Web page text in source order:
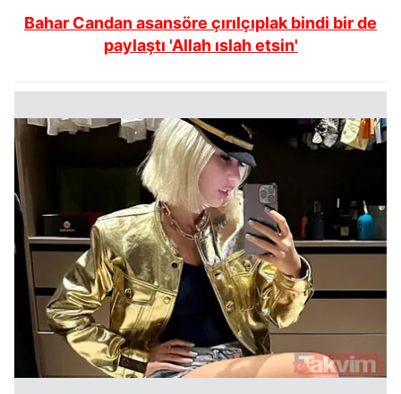
Bahar Candan asansöre çırılçıplak bindi bir de
paylaştı 'Allah ıslah etsin'